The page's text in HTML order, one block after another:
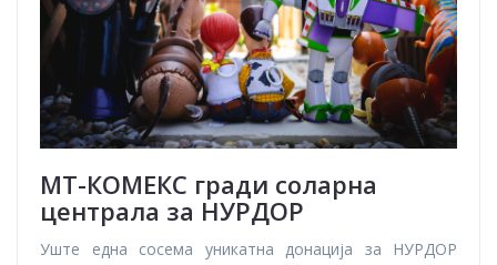
МТ-КОМЕКС гради соларна
централа за НУРДОР
Уште една сосема уникатна донација за НУРДОР